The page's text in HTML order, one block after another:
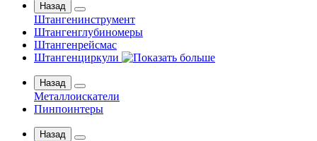
Назад
Штангенинструмент
Штангенглубиномеры
Штангенрейсмас
Штангенциркули
Назад
Металлоискатели
Пинпоинтеры
Назад